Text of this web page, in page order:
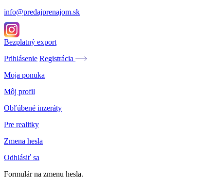
info@predajprenajom.sk
Bezplatný export
Prihlásenie Registrácia
Moja ponuka
Môj profil
Obľúbené inzeráty
Pre realitky
Zmena hesla
Odhlásiť sa
Formulár na zmenu hesla.